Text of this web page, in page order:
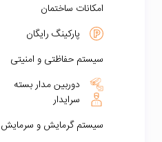
امکانات ساختمان
پارکینگ رایگان
سیستم حفاظتی و امنیتی
دوربین مدار بسته
سرایدار
سیستم گرمایش و سرمایش